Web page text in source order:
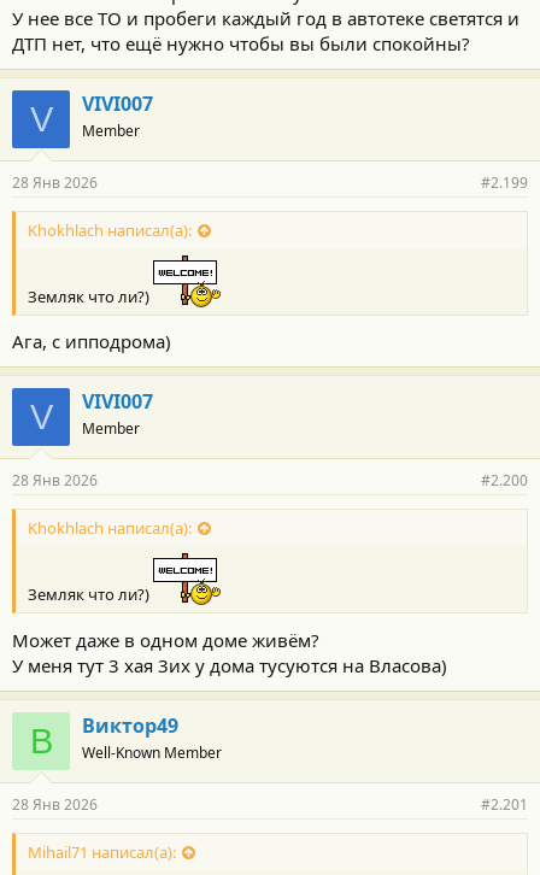
проникла и на Алтае.
У нее все ТО и пробеги каждый год в автотеке светятся и
ДТП нет, что ещё нужно чтобы вы были спокойны?
V VIVI007
Member
28 Янв 2026 #2.199
Khokhlach написал(а):
Земляк что ли?)
Ага, с ипподрома)
V VIVI007
Member
28 Янв 2026 #2.200
Khokhlach написал(а):
Земляк что ли?)
Может даже в одном доме живём?
У меня тут 3 хая 3их у дома тусуются на Власова)
В Виктор49
Well-Known Member
28 Янв 2026 #2.201
Mihail71 написал(а):